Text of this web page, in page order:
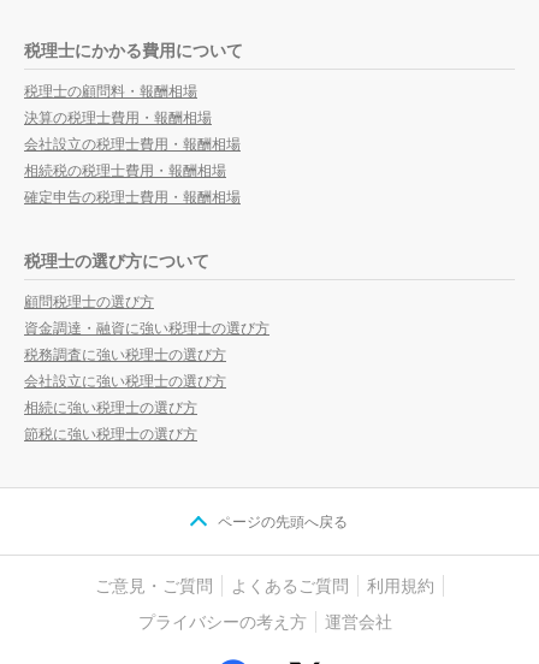
税理士にかかる費用について
税理士の顧問料・報酬相場
決算の税理士費用・報酬相場
会社設立の税理士費用・報酬相場
相続税の税理士費用・報酬相場
確定申告の税理士費用・報酬相場
税理士の選び方について
顧問税理士の選び方
資金調達・融資に強い税理士の選び方
税務調査に強い税理士の選び方
会社設立に強い税理士の選び方
相続に強い税理士の選び方
節税に強い税理士の選び方
ページの先頭へ戻る
ご意見・ご質問 よくあるご質問
利用規約
プライバシーの考え方
運営会社